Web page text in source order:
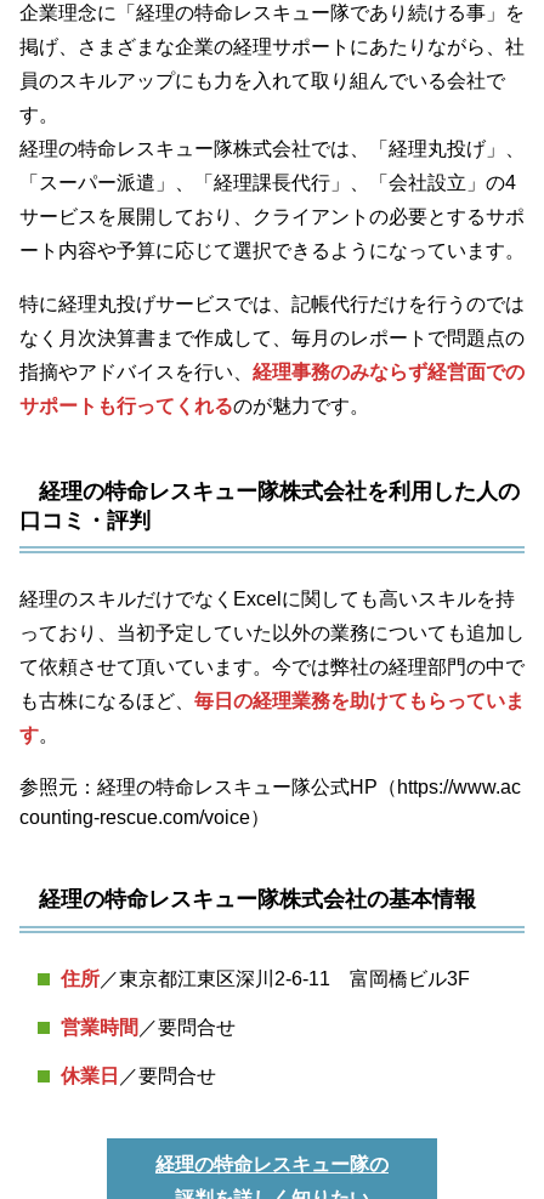
企業理念に「経理の特命レスキュー隊であり続ける事」を
掲げ、さまざまな企業の経理サポートにあたりながら、社
員のスキルアップにも力を入れて取り組んでいる会社で
す。
経理の特命レスキュー隊株式会社では、「経理丸投げ」、
「スーパー派遣」、「経理課長代行」、「会社設立」の4
サービスを展開しており、クライアントの必要とするサポ
ート内容や予算に応じて選択できるようになっています。
特に経理丸投げサービスでは、記帳代行だけを行うのでは
なく月次決算書まで作成して、毎月のレポートで問題点の
指摘やアドバイスを行い、 経理事務のみならず経営面での
サポートも行ってくれるのが魅力です。
経理の特命レスキュー隊株式会社を利用した人の
口コミ・評判
経理のスキルだけでなくExcelに関しても高いスキルを持
っており、当初予定していた以外の業務についても追加し
て依頼させて頂いています。今では弊社の経理部門の中で
も古株になるほど、 毎日の経理業務を助けてもらっていま
す。
参照元：経理の特命レスキュー隊公式HP（https://www.ac
counting-rescue.com/voice）
経理の特命レスキュー隊株式会社の基本情報
住所／東京都江東区深川2-6-11 富岡橋ビル3F
営業時間 ／要問合せ
休業日 ／要問合せ
経理の特命レスキュー隊の